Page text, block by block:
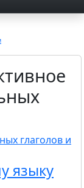
глаголов и
языку